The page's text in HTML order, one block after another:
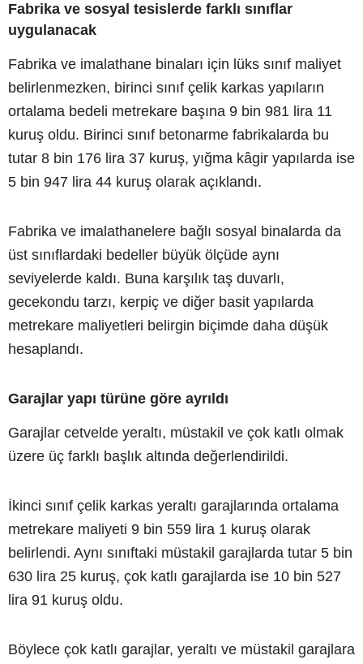
Fabrika ve sosyal tesislerde farklı sınıflar
uygulanacak
Fabrika ve imalathane binaları için lüks sınıf maliyet
belirlenmezken, birinci sınıf çelik karkas yapıların
ortalama bedeli metrekare başına 9 bin 981 lira 11
kuruş oldu. Birinci sınıf betonarme fabrikalarda bu
tutar 8 bin 176 lira 37 kuruş, yığma kâgir yapılarda ise
5 bin 947 lira 44 kuruş olarak açıklandı.
Fabrika ve imalathanelere bağlı sosyal binalarda da
üst sınıflardaki bedeller büyük ölçüde aynı
seviyelerde kaldı. Buna karşılık taş duvarlı,
gecekondu tarzı, kerpiç ve diğer basit yapılarda
metrekare maliyetleri belirgin biçimde daha düşük
hesaplandı.
Garajlar yapı türüne göre ayrıldı
Garajlar cetvelde yeraltı, müstakil ve çok katlı olmak
üzere üç farklı başlık altında değerlendirildi.
İkinci sınıf çelik karkas yeraltı garajlarında ortalama
metrekare maliyeti 9 bin 559 lira 1 kuruş olarak
belirlendi. Aynı sınıftaki müstakil garajlarda tutar 5 bin
630 lira 25 kuruş, çok katlı garajlarda ise 10 bin 527
lira 91 kuruş oldu.
Böylece çok katlı garajlar, yeraltı ve müstakil garajlara